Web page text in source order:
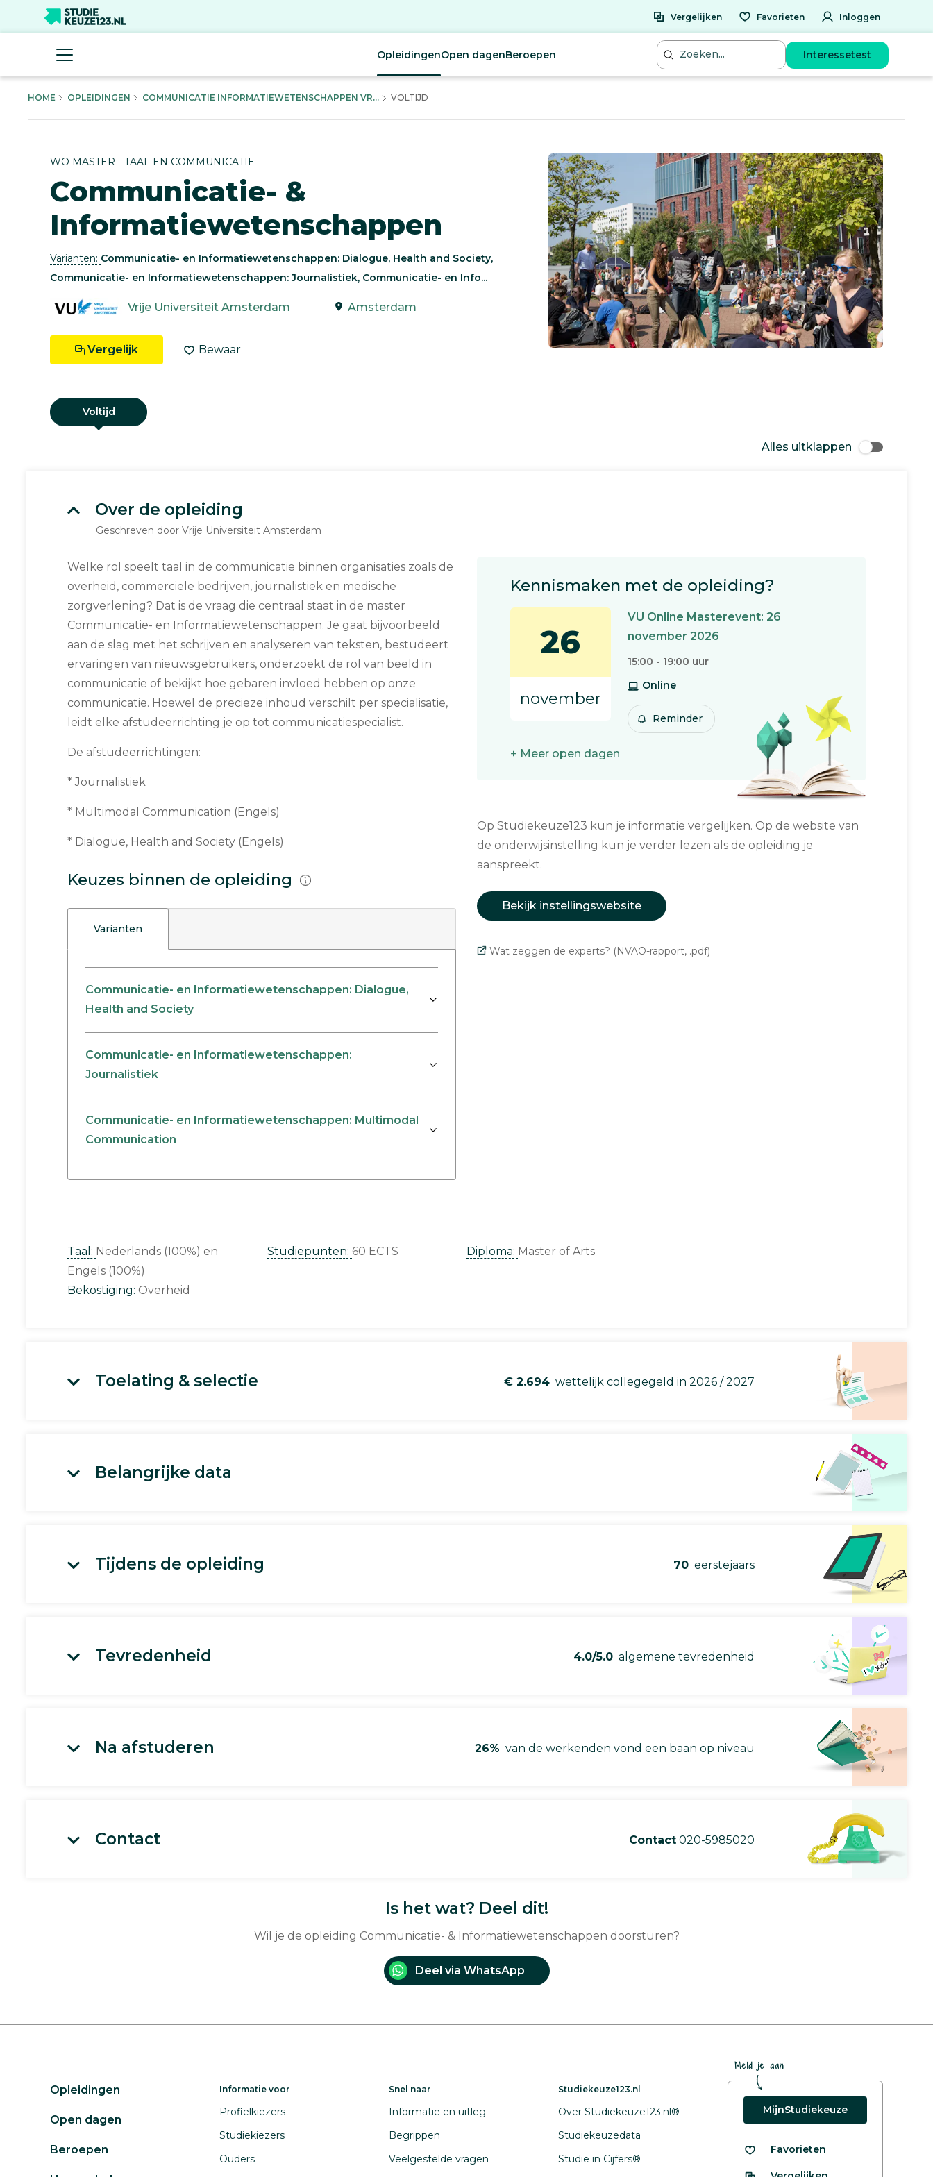
Vergelijken Favorieten Inloggen
OpleidingenOpen dagenBeroepen Interessetest
HOME OPLEIDINGEN COMMUNICATIE INFORMATIEWETENSCHAPPEN VR... VOLTIJD
WO MASTER - TAAL EN COMMUNICATIE
Communicatie- &
Informatiewetenschappen
Varianten: Communicatie- en Informatiewetenschappen: Dialogue, Health and Society,
Communicatie- en Informatiewetenschappen: Journalistiek, Communicatie- en Info...
Vrije Universiteit Amsterdam Amsterdam
Vergelijk Bewaar
Voltijd
Alles uitklappen
Over de opleiding
Geschreven door Vrije Universiteit Amsterdam
Welke rol speelt taal in de communicatie binnen organisaties zoals de
overheid, commerciële bedrijven, journalistiek en medische
zorgverlening? Dat is de vraag die centraal staat in de master
Communicatie- en Informatiewetenschappen. Je gaat bijvoorbeeld
aan de slag met het schrijven en analyseren van teksten, bestudeert
ervaringen van nieuwsgebruikers, onderzoekt de rol van beeld in
communicatie of bekijkt hoe gebaren invloed hebben op onze
communicatie. Hoewel de precieze inhoud verschilt per specialisatie,
leidt elke afstudeerrichting je op tot communicatiespecialist.
De afstudeerrichtingen:
* Journalistiek
* Multimodal Communication (Engels)
* Dialogue, Health and Society (Engels)
Keuzes binnen de opleiding
Varianten
Communicatie- en Informatiewetenschappen: Dialogue,
Health and Society
Communicatie- en Informatiewetenschappen:
Journalistiek
Communicatie- en Informatiewetenschappen: Multimodal
Communication
Kennismaken met de opleiding?
26
november
VU Online Masterevent: 26
november 2026
15:00 - 19:00 uur
Online
Reminder
+ Meer open dagen
Op Studiekeuze123 kun je informatie vergelijken. Op de website van
de onderwijsinstelling kun je verder lezen als de opleiding je
aanspreekt.
Bekijk instellingswebsite
Wat zeggen de experts? (NVAO-rapport, .pdf)
Taal: Nederlands (100%)
Engels (100%)
Bekostiging: Overheid
Studiepunten: 60 ECTS Diploma: Master of Arts
Toelating & selectie € 2.694 wettelijk collegegeld in 2026 / 2027
Belangrijke data
Tijdens de opleiding 70 eerstejaars
Tevredenheid 4.0/5.0 algemene tevredenheid
Na afstuderen 26% van de werkenden vond een baan op niveau
Contact Contact 020-5985020
Is het wat? Deel dit!
Wil je de opleiding Communicatie- & Informatiewetenschappen doorsturen?
Deel via WhatsApp
Opleidingen
Open dagen
Beroepen
Informatie voor
Profielkiezers
Studiekiezers
Ouders
Snel naar
Informatie en uitleg
Begrippen
Veelgestelde vragen
Studiekeuze123.nl
Over Studiekeuze123.nl®
Studiekeuzedata
Studie in Cijfers®
Meld je aan
MijnStudiekeuze
Favorieten